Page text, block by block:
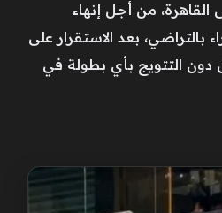
القاهرة، من أجل إنهاء
بالتراضي، بعد الاستقرار على
دون التتويج بأي بطولة في